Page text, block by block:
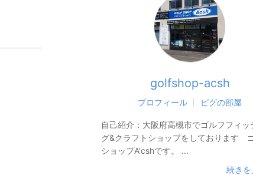
golfshop-acsh
プロフィール ピグの部屋
自己紹介： 大阪府高槻市でゴルフフィッ
グ&クラフトショップをしております
ショップA'cshです。 ...
続きを